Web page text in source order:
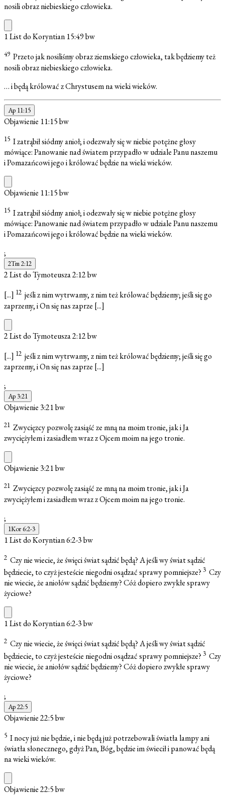
nosili obraz niebieskiego człowieka.
1 List do Koryntian 15:49bw
49 Przeto jak nosiliśmy obraz ziemskiego człowieka, tak będziemy też
nosili obraz niebieskiego człowieka.
… i będą królować z Chrystusem na wieki wieków.
Ap 11:15
Objawienie 11:15bw
15 I zatrąbił siódmy anioł; i odezwały się w niebie potężne głosy
mówiące: Panowanie nad światem przypadło w udziale Panu naszemu
i Pomazańcowi jego i królować będzie na wieki wieków.
Objawienie 11:15bw
15 I zatrąbił siódmy anioł; i odezwały się w niebie potężne głosy
mówiące: Panowanie nad światem przypadło w udziale Panu naszemu
i Pomazańcowi jego i królować będzie na wieki wieków.
;
2Tm 2:12
2 List do Tymoteusza 2:12bw
[...] 12 jeśli z nim wytrwamy, z nim też królować będziemy; jeśli się go
zaprzemy, i On się nas zaprze [...]
2 List do Tymoteusza 2:12bw
[...] 12 jeśli z nim wytrwamy, z nim też królować będziemy; jeśli się go
zaprzemy, i On się nas zaprze [...]
;
Ap 3:21
Objawienie 3:21bw
21 Zwycięzcy pozwolę zasiąść ze mną na moim tronie, jak i Ja
zwyciężyłem i zasiadłem wraz z Ojcem moim na jego tronie.
Objawienie 3:21bw
21 Zwycięzcy pozwolę zasiąść ze mną na moim tronie, jak i Ja
zwyciężyłem i zasiadłem wraz z Ojcem moim na jego tronie.
;
1Kor 6:2-3
1 List do Koryntian 6:2-3bw
2 Czy nie wiecie, że święci świat sądzić będą? A jeśli wy świat sądzić
będziecie, to czyż jesteście niegodni osądzać sprawy pomniejsze? 3 Czy
nie wiecie, że aniołów sądzić będziemy? Cóż dopiero zwykłe sprawy
życiowe?
1 List do Koryntian 6:2-3bw
2 Czy nie wiecie, że święci świat sądzić będą? A jeśli wy świat sądzić
będziecie, to czyż jesteście niegodni osądzać sprawy pomniejsze? 3 Czy
nie wiecie, że aniołów sądzić będziemy? Cóż dopiero zwykłe sprawy
życiowe?
;
Ap 22:5
Objawienie 22:5bw
5 I nocy już nie będzie, i nie będą już potrzebowali światła lampy ani
światła słonecznego, gdyż Pan, Bóg, będzie im świecił i panować będą
na wieki wieków.
Objawienie 22:5bw